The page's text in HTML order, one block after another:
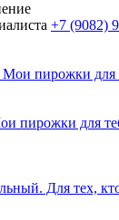
+7 (9082)
пирожки для
Для тех,